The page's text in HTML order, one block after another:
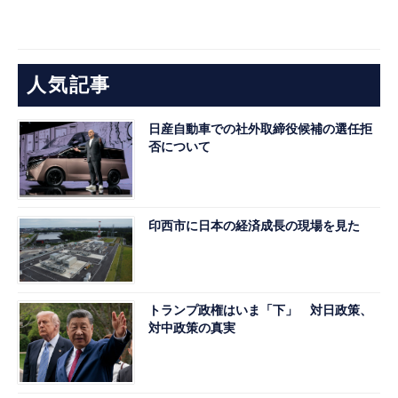
人気記事
日産自動車での社外取締役候補の選任拒
否について
印西市に日本の経済成長の現場を見た
トランプ政権はいま「下」 対日政策、
対中政策の真実